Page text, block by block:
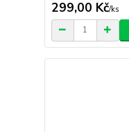
299,00 Kč/ks